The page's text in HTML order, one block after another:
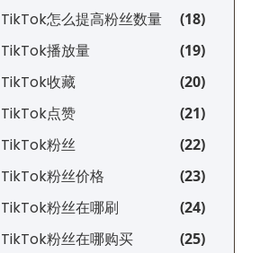
TikTok怎么提高粉丝数量
TikTok播放量
TikTok收藏
TikTok点赞
TikTok粉丝
TikTok粉丝价格
TikTok粉丝在哪刷
TikTok粉丝在哪购买